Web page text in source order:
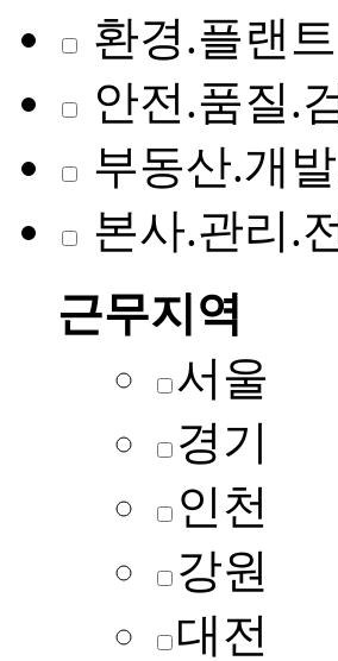
환경.플랜트
안전.품질.
부동산.개
본사.관리.
근무지역
서울
경기
인천
강원
대전